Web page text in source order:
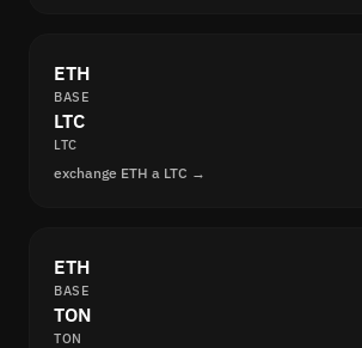
ETH
BASE
LTC
LTC
exchange ETH a LTC →
ETH
BASE
TON
TON